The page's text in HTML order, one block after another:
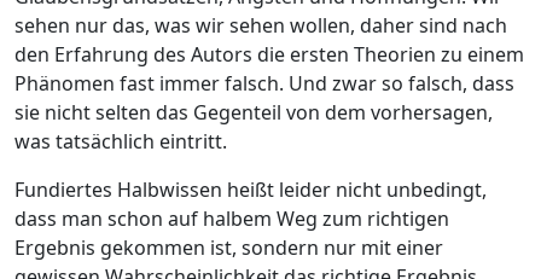
sehen nur das, was wir sehen wollen, daher sind nach
den Erfahrung des Autors die ersten Theorien zu einem
Phänomen fast immer falsch. Und zwar so falsch, dass
sie nicht selten das Gegenteil von dem vorhersagen,
was tatsächlich eintritt.
Fundiertes Halbwissen heißt leider nicht unbedingt,
dass man schon auf halbem Weg zum richtigen
Ergebnis gekommen ist, sondern nur mit einer